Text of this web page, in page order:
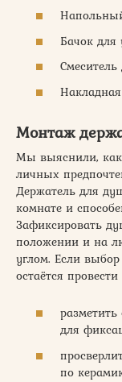
Бачок для
Монтаж
Мы выяснили,
личных
Держатель для
комнате и
Зафиксировать
положении и на
углом. Если
остаётся
для
по